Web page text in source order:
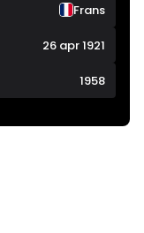
Frans
26 apr 1921
1958